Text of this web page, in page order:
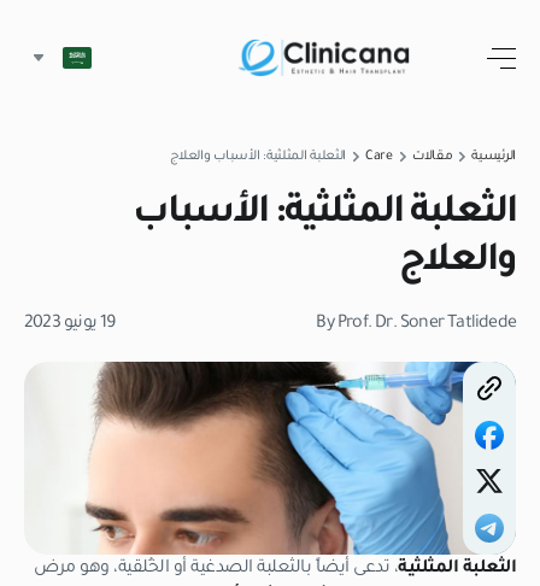
الرئيسية مقالات Care الثعلبة المثلثية: الأسباب والعلاج
الثعلبة المثلثية: الأسباب
والعلاج
By Prof. Dr. Soner Tatlidede 19 يونيو 2023
الثعلبة المثلثية، تدعى أيضاً بالثعلبة الصدغية أو الخُلقية، وهو مرض